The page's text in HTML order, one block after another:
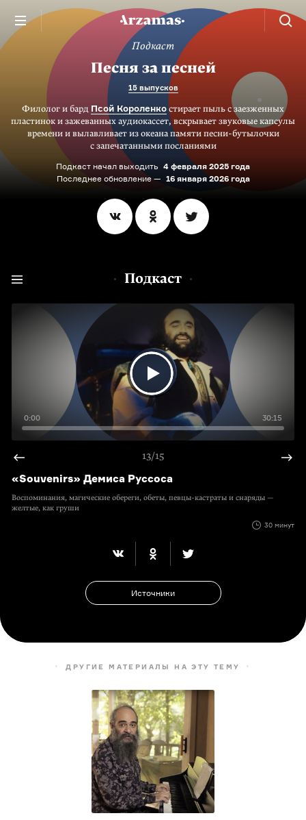
Подкаст
Песня за песней
15 выпусков
Филолог и бард Псой Короленкостирает пыль с заезженных
пластинок и зажеванных аудиокассет, вскрывает звуковые капсулы
времени и вылавливает из океана памяти песни-бутылочки
с запечатанными посланиями
Подкаст начал выходить 4 февраля 2025 года
Последнее обновление — 16 января 2026 года
Подкаст
0:00 30:15
13/15
«Souvenirs» Демиса Руссоса
Воспоминания, магические обереги, обеты, певцы-кастраты и снаряды —
желтые, как груши
30 минут
Источники
ДРУГИЕ МАТЕРИАЛЫ НА ЭТУ ТЕМУ